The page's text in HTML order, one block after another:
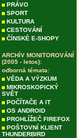
PRÁVO
SPORT
KULTURA
CESTOVÁNÍ
ČÍNSKÉ E-SHOPY
ARCHÍV MONITOROVÁNÍ
(2005 - letos):
odborná témata:
VĚDA A VÝZKUM
MIKROSKOPICKÝ
SVĚT
POČÍTAČE A IT
OS ANDROID
PROHLÍŽEČ FIREFOX
POŠTOVNÍ KLIENT
THUNDERBIRD